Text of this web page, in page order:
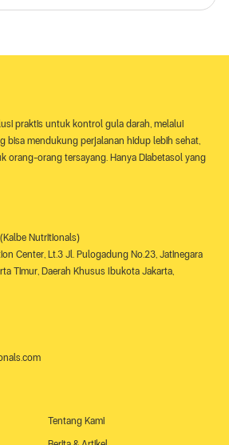
praktis untuk kontrol gula darah, melalui
bisa mendukung perjalanan hidup lebih sehat,
orang-orang tersayang. Hanya Diabetasol yang
Nutritionals)
Center, Lt.3 Jl. Pulogadung No.23, Jatinegara
Timur, Daerah Khusus Ibukota Jakarta,
Tentang Kami